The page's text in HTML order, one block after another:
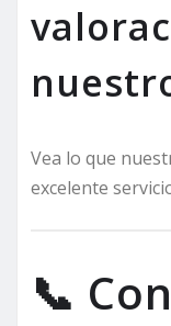
Vea lo que
excelente
📞